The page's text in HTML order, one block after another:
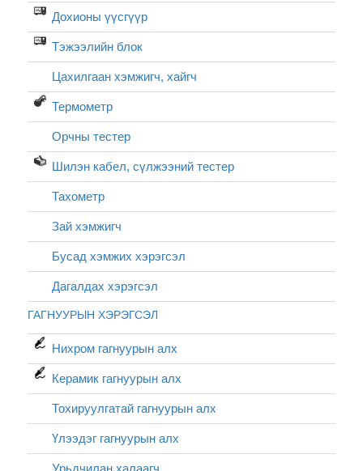
Дохионы үүсгүүр
Тэжээлийн блок
Цахилгаан хэмжигч, хайгч
Термометр
Орчны тестер
Шилэн кабел, cүлжээний тестер
Тахометр
Зай хэмжигч
Бусад хэмжих хэрэгсэл
Дагалдах хэрэгсэл
ГАГНУУРЫН ХЭРЭГСЭЛ
Нихром гагнуурын алх
Керамик гагнуурын алх
Тохируулгатай гагнуурын алх
Үлээдэг гагнуурын алх